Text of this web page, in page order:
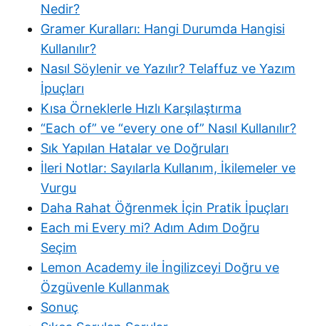
Nedir?
Gramer Kuralları: Hangi Durumda Hangisi
Kullanılır?
Nasıl Söylenir ve Yazılır? Telaffuz ve Yazım
İpuçları
Kısa Örneklerle Hızlı Karşılaştırma
“Each of” ve “every one of” Nasıl Kullanılır?
Sık Yapılan Hatalar ve Doğruları
İleri Notlar: Sayılarla Kullanım, İkilemeler ve
Vurgu
Daha Rahat Öğrenmek İçin Pratik İpuçları
Each mi Every mi? Adım Adım Doğru
Seçim
Lemon Academy ile İngilizceyi Doğru ve
Özgüvenle Kullanmak
Sonuç